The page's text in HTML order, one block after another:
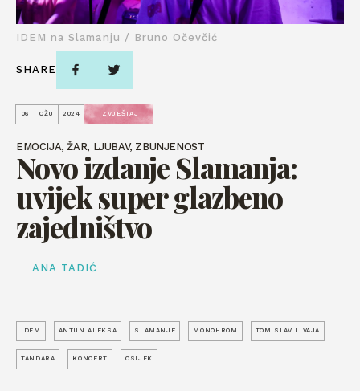
06 OŽU 2024 IZVJEŠTAJ
EMOCIJA, ŽAR, LJUBAV, ZBUNJENOST
Novo izdanje Slamanja:
uvijek super glazbeno
zajedništvo
ANA TADIĆ
IDEM na Slamanju / Bruno Očevčić
SHARE
IDEM ANTUN ALEKSA SLAMANJE MONOHROM TOMISLAV LIVAJA
TANDARA KONCERT OSIJEK